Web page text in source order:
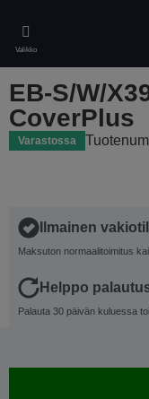
main
content
Valikko
EB-S/W/
CoverPlus
Varastossa
Ilmainen
Maksuton normaalitoimitus
Helppo
Palauta 30 päivän kuluessa